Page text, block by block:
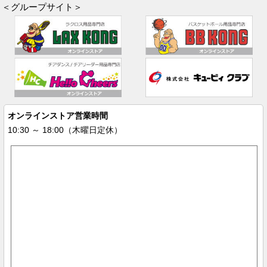
＜グループサイト＞
オンラインストア営業時間
10:30 ～ 18:00（木曜日定休）